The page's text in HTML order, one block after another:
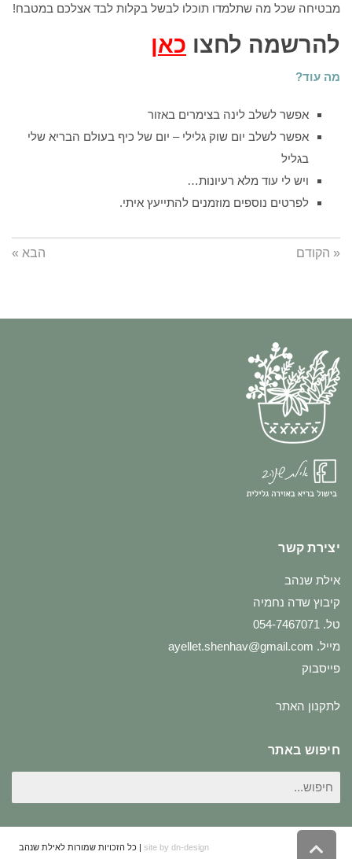
מבטיחה שכל מה שתלמדו תוכלו לבשל בקלות לבד אצלכם במטבח!
להרשמה לחצו כאן
מה עוד?
אפשר לשלב לינה בצימרים באזור
אפשר לשלב יום שוק גלילי – יום של כיף בעולם הבריא שלי
בגליל
ויש לי עוד מלא רעיונות…
לפרטים נוספים מוזמנים להתייעץ איתי.
« הקודם הבא »
יצירת קשר
אילת שנהב
קיבוץ שדה נחמיה
טל. 054-7467071
מייל. ayellet.shenhav@gmail.com
פייסבוק
לתקנון האתר
חיפוש באתר
חיפוש
עבור:
site by dn-design | כל הזכויות שמורות לאילת שנהב
גלילה